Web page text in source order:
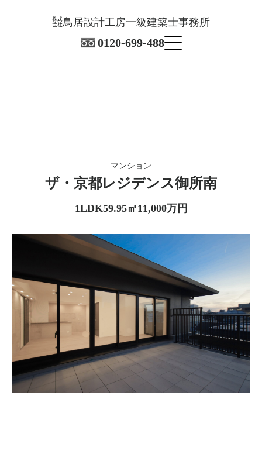
㍿鳥居設計工房一級建築士事務所
0120-699-488
マンション
​ザ・京都レジデンス御所南
1LDK59.95㎡11,000万円